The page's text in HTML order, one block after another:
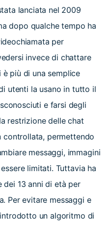
lanciata nel 2009
dopo qualche tempo ha
per
invece di chattare
più di una semplice
utenti la usano in tutto il
e farsi degli
restrizione delle chat
controllata, permettendo
messaggi, immagini
limitati. Tuttavia ha
13 anni di età per
Per evitare messaggi e
un algoritmo di